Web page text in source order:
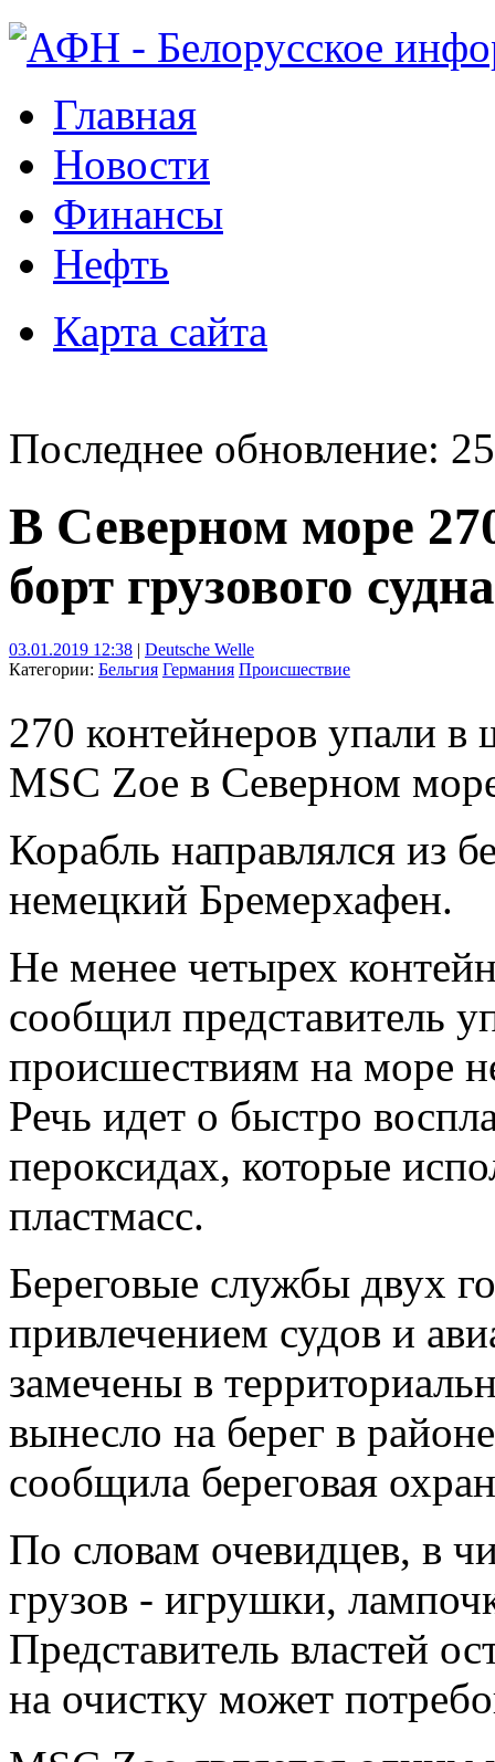
Главная
Новости
Финансы
Нефть
Карта сайта
Последнее обновление:
В Северном море
борт грузового судна
03.01.2019 12:38 | Deutsche Welle
Категории: Бельгия Германия Происшествие
270 контейнеров упали в
MSC Zoe в Северном
Корабль направлялся из
немецкий Бремерхафен.
Не менее четырех
сообщил представитель
происшествиям на море
Речь идет о быстро
пероксидах, которые
пластмасс.
Береговые службы двух
привлечением судов и
замечены в
вынесло на берег в
сообщила береговая
По словам очевидцев, в
грузов - игрушки,
Представитель властей
на очистку может